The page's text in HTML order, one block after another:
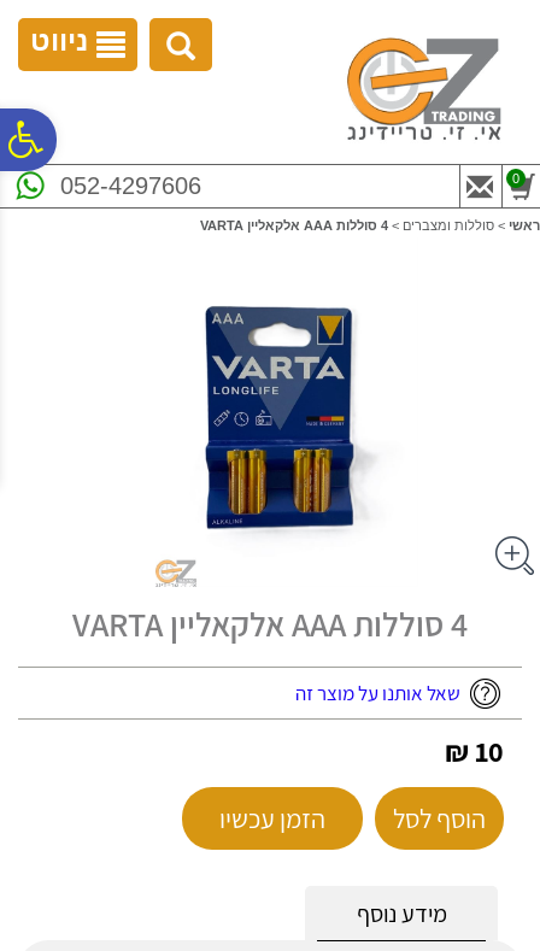
נגישות
ניווט
052-4297606 0
ראשי > סוללות ומצברים > 4 סוללות AAA אלקאליין VARTA
4 סוללות AAA אלקאליין VARTA
שאל אותנו על מוצר זה
10 ₪
הוסף לסל הזמן עכשיו
מידע נוסף